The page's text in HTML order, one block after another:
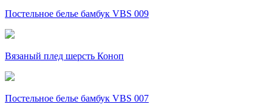
Постельное белье бамбук VBS 009
Вязаный плед шерсть Коноп
Постельное белье бамбук VBS 007